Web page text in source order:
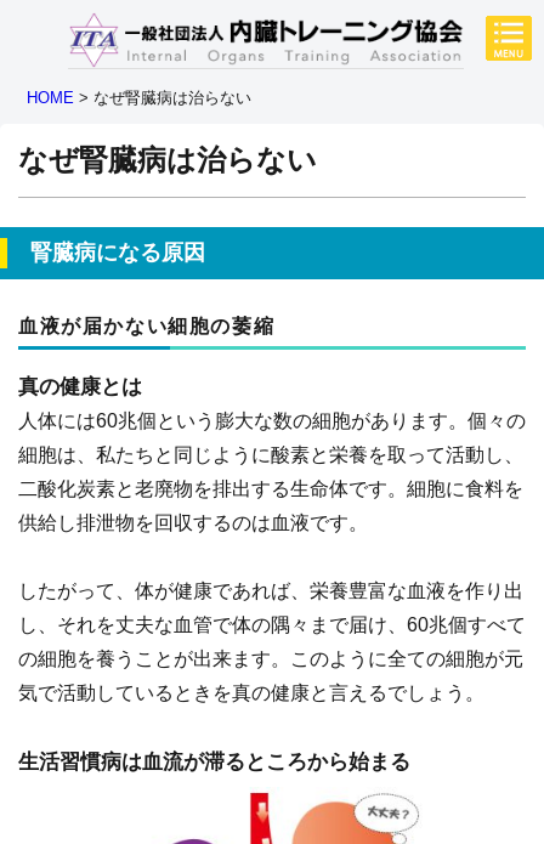
HOME > なぜ腎臓病は治らない
なぜ腎臓病は治らない
腎臓病になる原因
血液が届かない細胞の萎縮
真の健康とは
人体には60兆個という膨大な数の細胞があります。個々の
細胞は、私たちと同じように酸素と栄養を取って活動し、
二酸化炭素と老廃物を排出する生命体です。細胞に食料を
供給し排泄物を回収するのは血液です。
したがって、体が健康であれば、栄養豊富な血液を作り出
し、それを丈夫な血管で体の隅々まで届け、60兆個すべて
の細胞を養うことが出来ます。このように全ての細胞が元
気で活動しているときを真の健康と言えるでしょう。
生活習慣病は血流が滞るところから始まる